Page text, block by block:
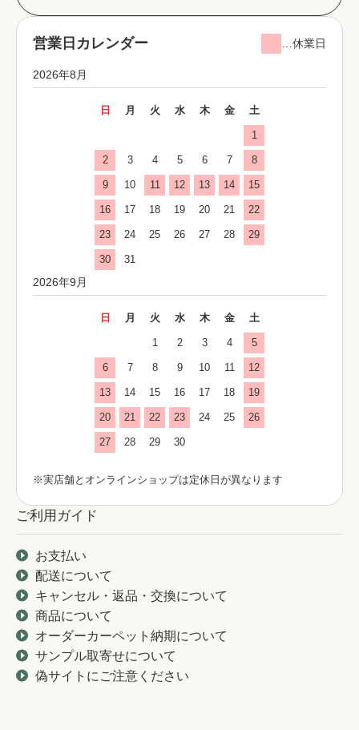
営業日カレンダー …休業日
2026年8月
日 月 火 水 木 金 土
1
2 3 4 5 6 7 8
9 10 11 12 13 14 15
16 17 18 19 20 21 22
23 24 25 26 27 28 29
30 31
2026年9月
日 月 火 水 木 金 土
1 2 3 4 5
6 7 8 9 10 11 12
13 14 15 16 17 18 19
20 21 22 23 24 25 26
27 28 29 30
※実店舗とオンラインショップは定休日が異なります
ご利用ガイド
お支払い
配送について
キャンセル・返品・交換について
商品について
オーダーカーペット納期について
サンプル取寄せについて
偽サイトにご注意ください